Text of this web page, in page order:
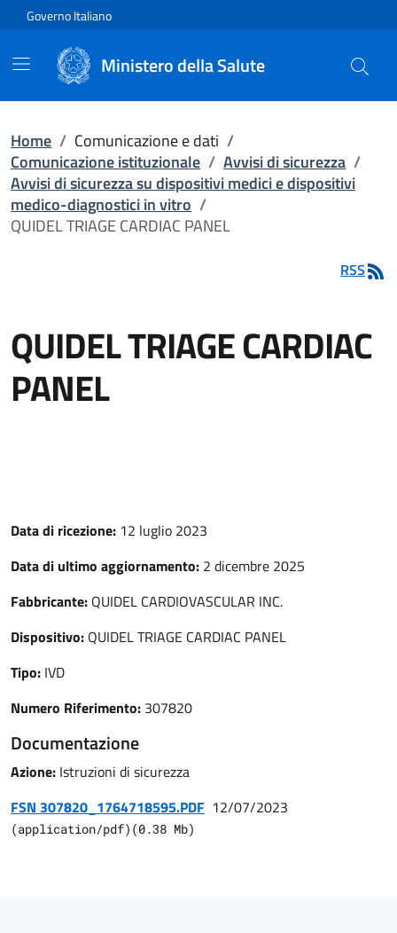
Vai direttamente al contenuto
Governo Italiano
Ministero della Salute
Home / Comunicazione e dati /
Comunicazione istituzionale / Avvisi di sicurezza /
Avvisi di sicurezza su dispositivi medici e dispositivi
medico-diagnostici in vitro /
QUIDEL TRIAGE CARDIAC PANEL
RSS
QUIDEL TRIAGE CARDIAC
PANEL
Data di ricezione: 12 luglio 2023
Data di ultimo aggiornamento: 2 dicembre 2025
Fabbricante: QUIDEL CARDIOVASCULAR INC.
Dispositivo: QUIDEL TRIAGE CARDIAC PANEL
Tipo: IVD
Numero Riferimento: 307820
Documentazione
Azione: Istruzioni di sicurezza
FSN 307820_1764718595.PDF 12/07/2023
(application/pdf) (0.38 Mb)